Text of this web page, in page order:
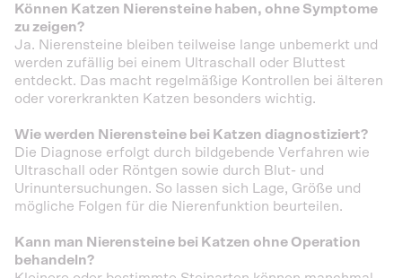
Können Katzen Nierensteine haben, ohne Symptome
zu zeigen?
Ja. Nierensteine bleiben teilweise lange unbemerkt und
werden zufällig bei einem Ultraschall oder Bluttest
entdeckt. Das macht regelmäßige Kontrollen bei älteren
oder vorerkrankten Katzen besonders wichtig.
Wie werden Nierensteine bei Katzen diagnostiziert?
Die Diagnose erfolgt durch bildgebende Verfahren wie
Ultraschall oder Röntgen sowie durch Blut- und
Urinuntersuchungen. So lassen sich Lage, Größe und
mögliche Folgen für die Nierenfunktion beurteilen.
Kann man Nierensteine bei Katzen ohne Operation
behandeln?